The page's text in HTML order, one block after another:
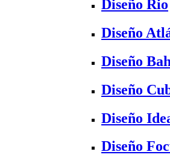
Diseño Rio
Diseño
Diseño
Diseño
Diseño
Diseño